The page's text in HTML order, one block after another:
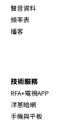
聲音資料
頻率表
播客
技術服務
RFA+電視APP
洋蔥暗網
手機與平板